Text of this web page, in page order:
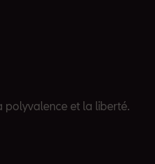
polyvalence et la liberté.